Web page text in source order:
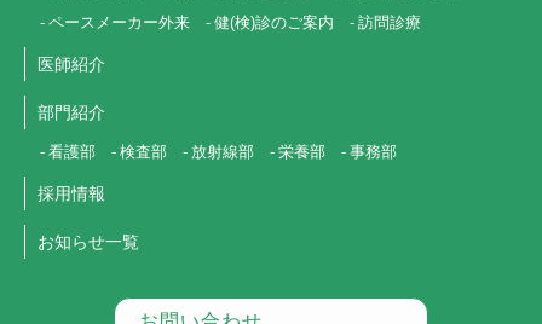
ペースメーカー外来
健(検)診のご案内 訪問診療
医師紹介
部門紹介
看護部 検査部 放射線部 栄養部 事務部
採用情報
お知らせ一覧